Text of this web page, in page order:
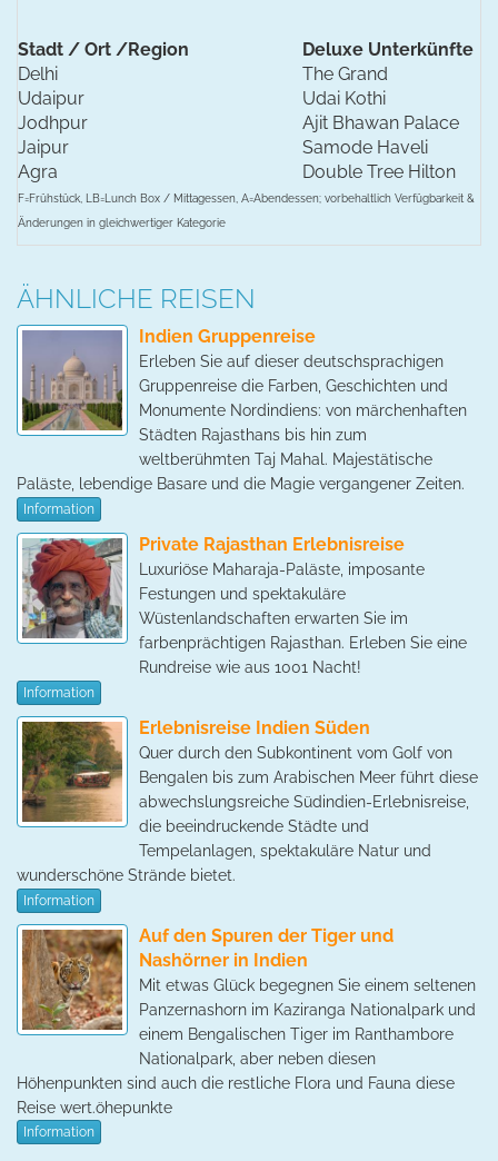
Stadt / Ort /Region
Deluxe Unterkünfte
Delhi
The Grand
Udaipur
Udai Kothi
Jodhpur
Ajit Bhawan Palace
Jaipur
Samode Haveli
Agra
Double Tree Hilton
F=Frühstück, LB=Lunch Box / Mittagessen, A=Abendessen; vorbehaltlich Verfügbarkeit &
Änderungen in gleichwertiger Kategorie
ÄHNLICHE REISEN
Indien Gruppenreise
Erleben Sie auf dieser deutschsprachigen
Gruppenreise die Farben, Geschichten und
Monumente Nordindiens: von märchenhaften
Städten Rajasthans bis hin zum
weltberühmten Taj Mahal. Majestätische
Paläste, lebendige Basare und die Magie vergangener Zeiten.
Information
Private Rajasthan Erlebnisreise
Luxuriöse Maharaja-Paläste, imposante
Festungen und spektakuläre
Wüstenlandschaften erwarten Sie im
farbenprächtigen Rajasthan. Erleben Sie eine
Rundreise wie aus 1001 Nacht!
Information
Erlebnisreise Indien Süden
Quer durch den Subkontinent vom Golf von
Bengalen bis zum Arabischen Meer führt diese
abwechslungsreiche Südindien-Erlebnisreise,
die beeindruckende Städte und
Tempelanlagen, spektakuläre Natur und
wunderschöne Strände bietet.
Information
Auf den Spuren der Tiger und
Nashörner in Indien
Mit etwas Glück begegnen Sie einem seltenen
Panzernashorn im Kaziranga Nationalpark und
einem Bengalischen Tiger im Ranthambore
Nationalpark, aber neben diesen
Höhenpunkten sind auch die restliche Flora und Fauna diese
Reise wert.öhepunkte
Information